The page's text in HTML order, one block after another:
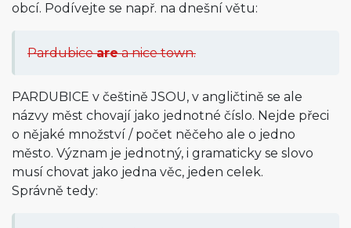
obcí. Podívejte se např. na dnešní větu:
Pardubicearea nice town.
PARDUBICE v češtině JSOU, v angličtině se ale
názvy měst chovají jako jednotné číslo. Nejde přeci
o nějaké množství / počet něčeho ale o jedno
město. Význam je jednotný, i gramaticky se slovo
musí chovat jako jedna věc, jeden celek.
Správně tedy: